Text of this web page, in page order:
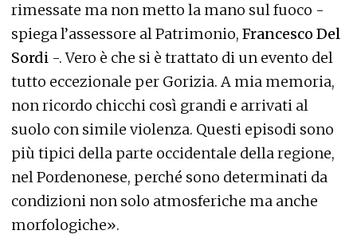
rimessate ma non metto la mano sul fuoco -
spiega l’assessore al Patrimonio, Francesco Del
Sordi -. Vero è che si è trattato di un evento del
tutto eccezionale per Gorizia. A mia memoria,
non ricordo chicchi così grandi e arrivati al
suolo con simile violenza. Questi episodi sono
più tipici della parte occidentale della regione,
nel Pordenonese, perché sono determinati da
condizioni non solo atmosferiche ma anche
morfologiche».